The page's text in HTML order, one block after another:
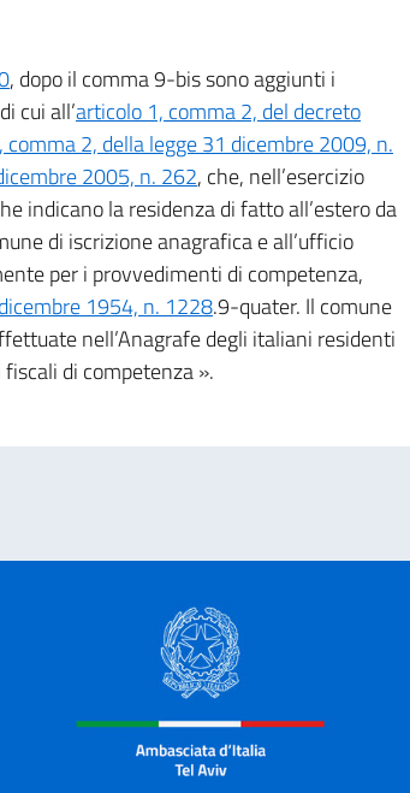
, dopo il comma 9-bis sono aggiunti i
cui all’articolo 1, comma 2, del decreto
comma 2, della legge 31 dicembre 2009, n.
2005, n. 262, che, nell’esercizio
indicano la residenza di fatto all’estero da
di iscrizione anagrafica e all’ufficio
per i provvedimenti di competenza,
1954, n. 1228.9-quater. Il comune
nell’Anagrafe degli italiani residenti
di competenza ».